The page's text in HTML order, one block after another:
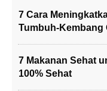
7 Cara
Tumbuh-Kembang
7 Makanan Sehat
100% Sehat